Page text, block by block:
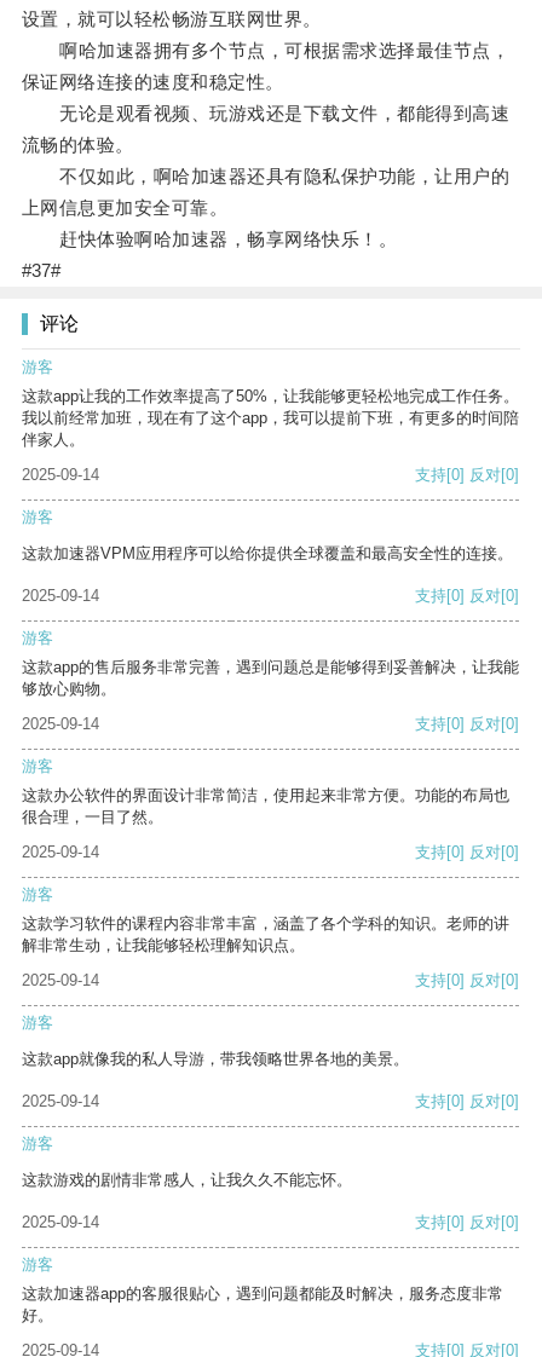
设置，就可以轻松畅游互联网世界。
啊哈加速器拥有多个节点，可根据需求选择最佳节点，
保证网络连接的速度和稳定性。
无论是观看视频、玩游戏还是下载文件，都能得到高速
流畅的体验。
不仅如此，啊哈加速器还具有隐私保护功能，让用户的
上网信息更加安全可靠。
赶快体验啊哈加速器，畅享网络快乐！。
#37#
评论
游客
这款app让我的工作效率提高了50%，让我能够更轻松地完成工作任务。
我以前经常加班，现在有了这个app，我可以提前下班，有更多的时间陪
伴家人。
2025-09-14
支持[0] 反对[0]
游客
这款加速器VPM应用程序可以给你提供全球覆盖和最高安全性的连接。
2025-09-14 支持[0] 反对[0]
游客
这款app的售后服务非常完善，遇到问题总是能够得到妥善解决，让我能
够放心购物。
2025-09-14
支持[0] 反对[0]
游客
这款办公软件的界面设计非常简洁，使用起来非常方便。功能的布局也
很合理，一目了然。
2025-09-14
支持[0] 反对[0]
游客
这款学习软件的课程内容非常丰富，涵盖了各个学科的知识。老师的讲
解非常生动，让我能够轻松理解知识点。
2025-09-14
支持[0] 反对[0]
游客
这款app就像我的私人导游，带我领略世界各地的美景。
2025-09-14 支持[0] 反对[0]
游客
这款游戏的剧情非常感人，让我久久不能忘怀。
2025-09-14 支持[0] 反对[0]
游客
这款加速器app的客服很贴心，遇到问题都能及时解决，服务态度非常
好。
2025-09-14
支持[0] 反对[0]